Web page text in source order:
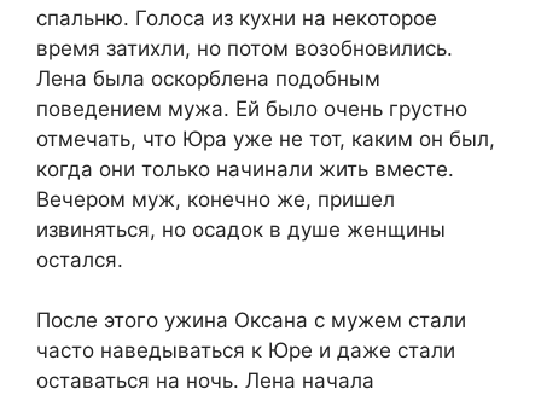
спальню. Голоса из кухни на некоторое
время затихли, но потом возобновились.
Лена была оскорблена подобным
поведением мужа. Ей было очень грустно
отмечать, что Юра уже не тот, каким он был,
когда они только начинали жить вместе.
Вечером муж, конечно же, пришел
извиняться, но осадок в душе женщины
остался.
После этого ужина Оксана с мужем стали
часто наведываться к Юре и даже стали
оставаться на ночь. Лена начала